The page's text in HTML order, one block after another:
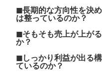
◼︎長期的な方向性を決
は整っているのか？
◼︎そもそも売上が上が
か？
◼︎しっかり利益が出る
ているのか？